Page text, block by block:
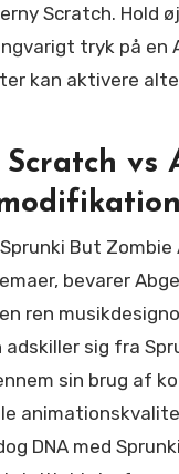
Scratch. Hold
tryk på en
kan aktivere
vs
But Zombie
bevarer
ren
sig fra
sin brug af
DNA med